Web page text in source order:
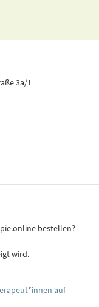
3a/1
bestellen?
wird.
auf